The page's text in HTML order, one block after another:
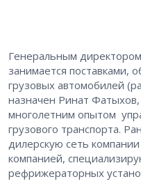
Генеральным
занимается поставками,
грузовых автомобилей
назначен Ринат
многолетним опытом
грузового транспорта.
дилерскую сеть
компанией,
рефрижераторных